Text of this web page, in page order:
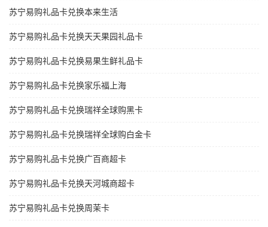
苏宁易购礼品卡兑换本来生活
苏宁易购礼品卡兑换天天果园礼品卡
苏宁易购礼品卡兑换易果生鲜礼品卡
苏宁易购礼品卡兑换家乐福上海
苏宁易购礼品卡兑换瑞祥全球购黑卡
苏宁易购礼品卡兑换瑞祥全球购白金卡
苏宁易购礼品卡兑换广百商超卡
苏宁易购礼品卡兑换天河城商超卡
苏宁易购礼品卡兑换周茉卡